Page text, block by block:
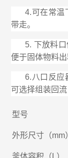
4.可在常温
带走。
5. 下放料
便于固体物料出
6.八口反应
可选择组装回流
型号
外形尺寸（mm